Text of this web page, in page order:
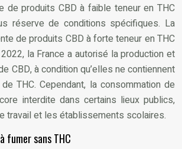
de produits CBD à faible teneur en THC
réserve de conditions spécifiques. La
de produits CBD à forte teneur en THC
la France a autorisé la production et
CBD, à condition qu’elles ne contiennent
THC. Cependant, la consommation de
interdite dans certains lieux publics,
travail et les établissements scolaires.
fumer sans THC